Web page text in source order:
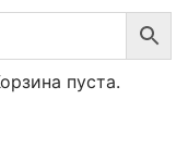
пуста.